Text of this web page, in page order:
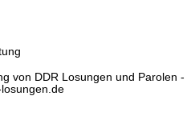
von DDR Losungen und Parolen -